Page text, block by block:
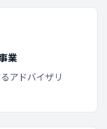
業
アドバイザリ